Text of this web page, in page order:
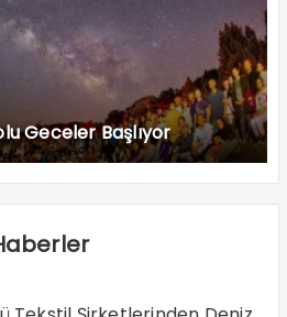
Geceler Başlıyor